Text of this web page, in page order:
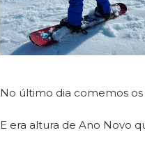
No último dia comemos
E era altura de Ano Novo